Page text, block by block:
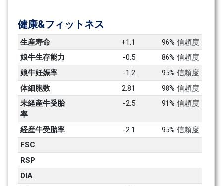
健康&フィットネス
生産寿命 +1.1
96% 信頼度
娘牛生存能力
-0.5
86% 信頼度
娘牛妊娠率
-1.2
95% 信頼度
体細胞数
2.81
98% 信頼度
未経産牛受胎
率
-2.5 91% 信頼度
経産牛受胎率 -2.1
95% 信頼度
FSC
RSP
DIA